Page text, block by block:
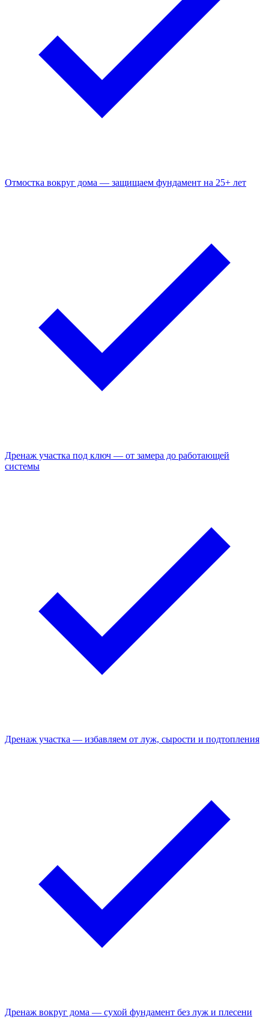
Отмостка вокруг дома — защищаем фундамент на 25+ лет
Дренаж участка под ключ — от замера до работающей
системы
Дренаж участка — избавляем от луж, сырости и подтопления
Дренаж вокруг дома — сухой фундамент без луж и плесени